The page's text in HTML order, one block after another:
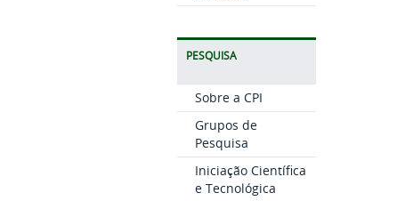
PESQUISA
Sobre a CPI
Grupos de
Pesquisa
Iniciação Científica
e Tecnológica